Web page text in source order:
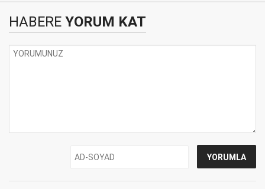
HABERE YORUM KAT